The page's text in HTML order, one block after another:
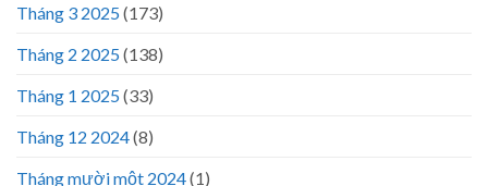
Tháng 3 2025(173)
Tháng 2 2025(138)
Tháng 1 2025(33)
Tháng 12 2024(8)
Tháng mười một 2024(1)